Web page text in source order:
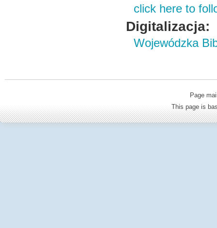
click here to
Digitalizacja:
Wojewódzka
Page
This page is